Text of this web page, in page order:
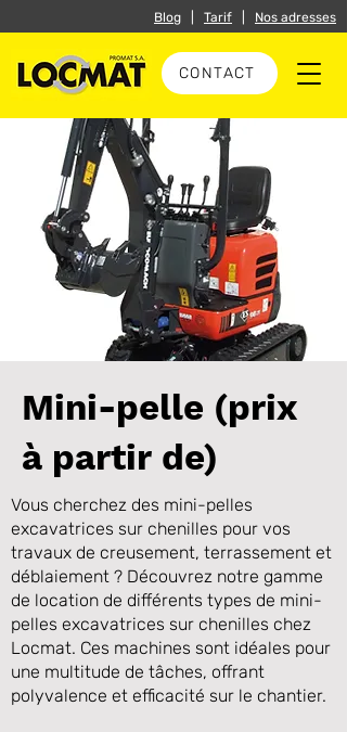
CONTACT
Blog Tarif Nos adresses
Mini-pelle (prix
à partir de)
Vous cherchez des mini-pelles
excavatrices sur chenilles pour vos
travaux de creusement, terrassement et
déblaiement ? Découvrez notre gamme
de location de différents types de mini-
pelles excavatrices sur chenilles chez
Locmat. Ces machines sont idéales pour
une multitude de tâches, offrant
polyvalence et efficacité sur le chantier.